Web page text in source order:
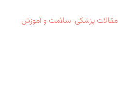
مقالات پزشکی، سلامت و آموزش